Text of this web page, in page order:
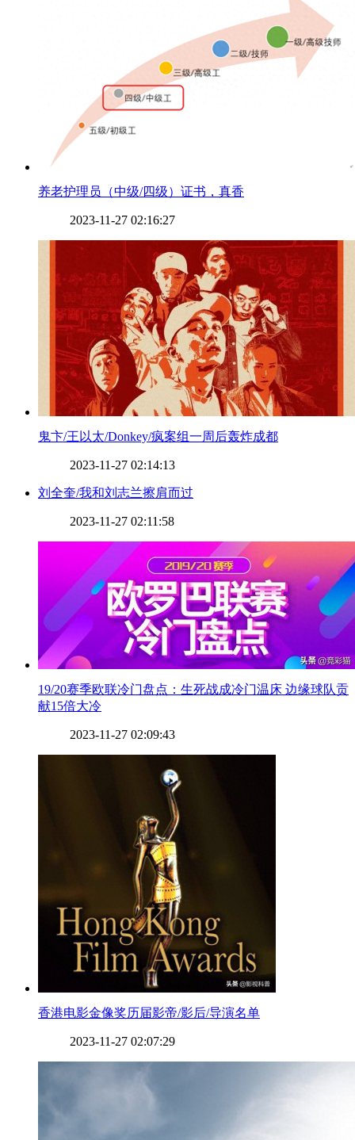
​养老护理员（中级/四级）证书，真香
2023-11-27 02:16:27
​鬼卞/王以太/Donkey/疯案组一周后轰炸成都
2023-11-27 02:14:13
​刘全奎/我和刘志兰擦肩而过
2023-11-27 02:11:58
​19/20赛季欧联冷门盘点：生死战成冷门温床 边缘球队贡
献15倍大冷
2023-11-27 02:09:43
​香港电影金像奖历届影帝/影后/导演名单
2023-11-27 02:07:29